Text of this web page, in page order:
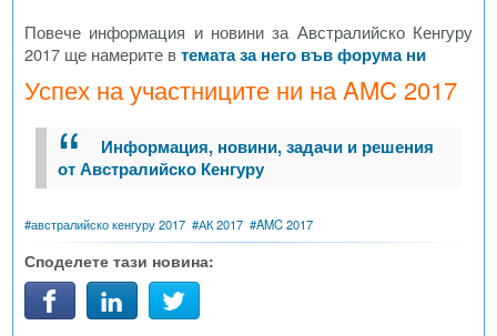
Повече информация и новини за Австралийско Кенгуру
2017 ще намерите втемата за него във форума ни
Успех на участниците ни на AMC 2017
Информация, новини, задачи и решения
от Австралийско Кенгуру
#австралийско кенгуру 2017 #АК 2017 #AMC 2017
Споделете тази новина: